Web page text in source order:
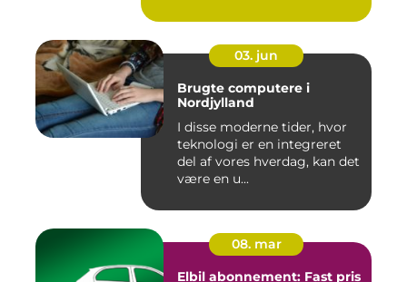
03. jun
Brugte computere i
Nordjylland
I disse moderne tider, hvor
teknologi er en integreret
del af vores hverdag, kan det
være en u...
08. mar
Elbil abonnement: Fast pris